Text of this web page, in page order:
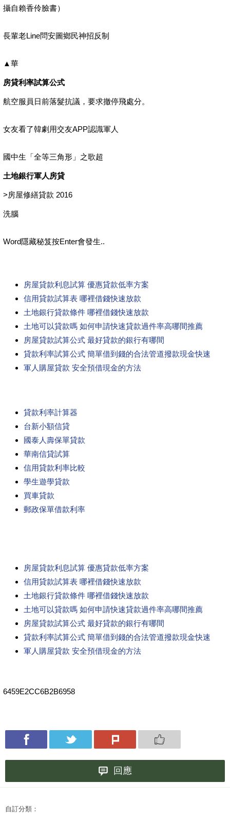
攝自賴香伶臉書）
長輩老Line問安圖鄉民神招反制
▲華
房貸利率試算公式
航空服員日前落髮抗議，要求撤停飛處分。
女友看了韓劇用交友APP認識軍人
國中生「全等三角形」之歌超
土地銀行軍人房貸
>房屋修繕貸款 2016
洗腦
Word隱藏秘笈按Enter會發生..
房屋貸款利息試算 優惠貸款低率方案
信用貸款試算表 哪裡借錢快速放款
土地銀行貸款條件 哪裡借錢快速放款
土地可以貸款嗎 如何申請快速貸款過件率高哪間推薦
房屋貸款試算公式 最好貸款的銀行有哪間
貸款利率試算公式 簡單借到錢的合法管道撥款現金快速
軍人購屋貸款 安全預借現金的方法
貸款利率計算器
台新小額信貸
國泰人壽保單貸款
華南信貸試算
信用貸款利率比較
學生遊學貸款
買車貸款
郵政保單借款利率
房屋貸款利息試算 優惠貸款低率方案
信用貸款試算表 哪裡借錢快速放款
土地銀行貸款條件 哪裡借錢快速放款
土地可以貸款嗎 如何申請快速貸款過件率高哪間推薦
房屋貸款試算公式 最好貸款的銀行有哪間
貸款利率試算公式 簡單借到錢的合法管道撥款現金快速
軍人購屋貸款 安全預借現金的方法
6459E2CC6B2B6958
回應
自訂分類：